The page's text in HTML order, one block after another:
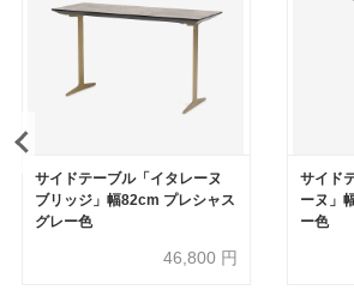
サイドテーブル「イタレーヌ
ブリッジ」幅82cm プレシャス
グレー色
46,800 円
サイド
ーヌ」
ー色